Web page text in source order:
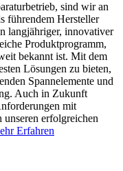
sind wir an
führendem Hersteller
langjähriger, innovativer
Produktprogramm,
bekannt ist. Mit dem
Lösungen zu bieten,
Spannelemente und
Auch in Zukunft
mit
unseren erfolgreichen
Erfahren